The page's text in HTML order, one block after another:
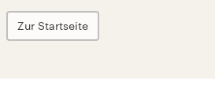
Zur Startseite